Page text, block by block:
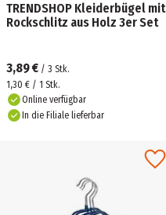
TRENDSHOP Kleiderbügel mit
Rockschlitz aus Holz 3er Set
3,89 € / 3 Stk.
1,30 € / 1 Stk.
Online verfügbar
In die Filiale lieferbar